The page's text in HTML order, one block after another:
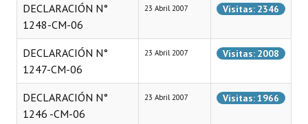
Periodistas Decanos - Registro
Ciudadano Ilustre - Registro
Banca del Vecino - Registro
Huéspedes de Honor - Registro
DECLARACIÓN N°
1248-CM-06
23 Abril 2007 Visitas: 2346
DECLARACIÓN N°
1247-CM-06
23 Abril 2007 Visitas: 2008
DECLARACIÓN N°
1246 -CM-06
23 Abril 2007 Visitas: 1966